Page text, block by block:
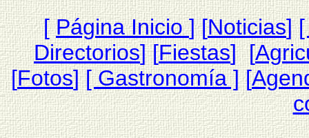
[Página Inicio ][Noticias]
Directorios] [Fiestas] [
[Fotos][ Gastronomía ][